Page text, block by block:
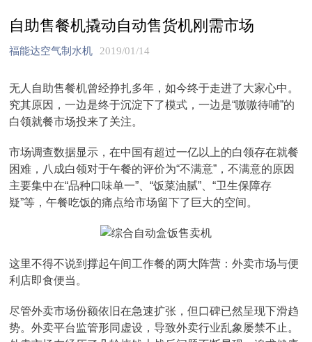
自助售餐机撬动自动售货机刚需市场
福能达空气制水机 2019/01/14
无人自助售餐机曾经挣扎多年，如今终于走进了大家心中。
究其原因，一边是终于沉淀下了模式，一边是“嗷嗷待哺”的
白领就餐市场投来了关注。
市场调查数据显示，在中国有超过一亿以上的白领存在就餐
困难，八成白领对于午餐的评价为“不满意”，不满意的原因
主要集中在“品种口味单一”、“饭菜油腻”、“卫生保障存
疑”等，午餐吃饭的痛点给市场留下了巨大的空间。
这里不得不说到撑起午间工作餐的两大阵营：外卖市场与便
利店即食便当。
尽管外卖市场份额依旧在急速扩张，但口碑已然呈现下滑趋
势。外卖平台监管形同虚设，导致外卖行业乱象屡禁不止。